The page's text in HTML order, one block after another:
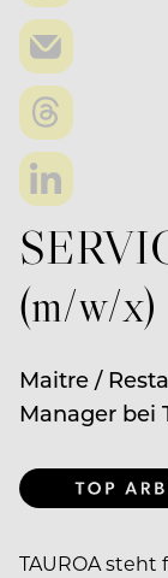
(m/w/x)
Maitre /
Manager bei
TAUROA steht